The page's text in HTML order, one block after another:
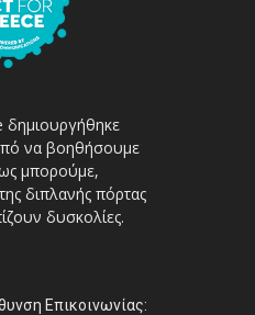
να βοηθήσουμε
μπορούμε,
διπλανής πόρτας
δυσκολίες.
Επικοινωνίας: